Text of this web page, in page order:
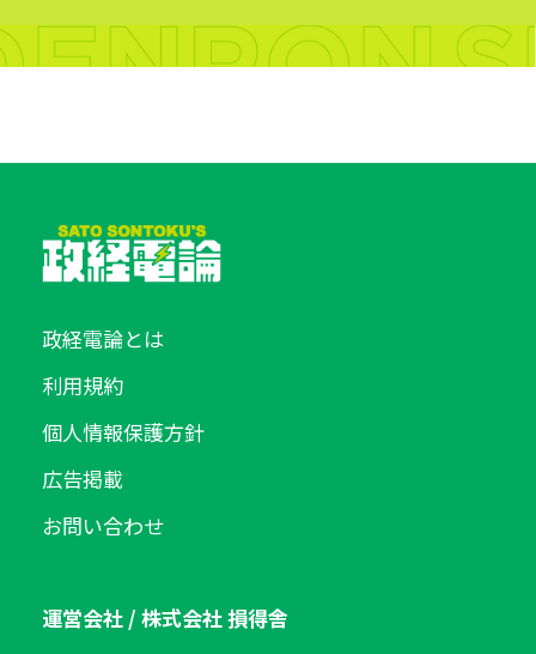
運営会社 / 株式会社 損得舎
政経電論とは
利用規約
個人情報保護方針
広告掲載
お問い合わせ